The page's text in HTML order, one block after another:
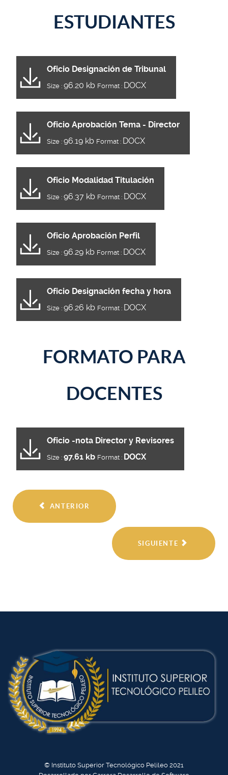
ESTUDIANTES
Oficio Designación de Tribunal
Size : 96.20 kb Format : DOCX
Oficio Aprobación Tema - Director
Size : 96.19 kb Format : DOCX
Oficio Modalidad Titulación
Size : 96.37 kb Format : DOCX
Oficio Aprobación Perfil
Size : 96.29 kb Format : DOCX
Oficio Designación fecha y hora
Size : 96.26 kb Format : DOCX
FORMATO PARA
DOCENTES
Oficio -nota Director y Revisores
Size : 97.61 kb Format : DOCX
ANTERIOR
SIGUIENTE
© Instituto Superior Tecnológico Pelileo 2021